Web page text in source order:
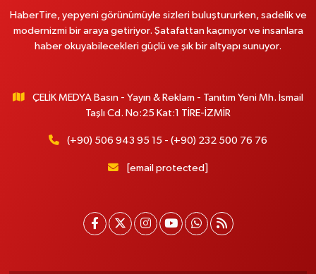
HaberTire, yepyeni görünümüyle sizleri buluştururken, sadelik ve
modernizmi bir araya getiriyor. Şatafattan kaçınıyor ve insanlara
haber okuyabilecekleri güçlü ve şık bir altyapı sunuyor.
ÇELİK MEDYA Basın - Yayın & Reklam - Tanıtım Yeni Mh. İsmail
Taşlı Cd. No:25 Kat:1 TİRE-İZMİR
(+90) 506 943 95 15 - (+90) 232 500 76 76
[email protected]